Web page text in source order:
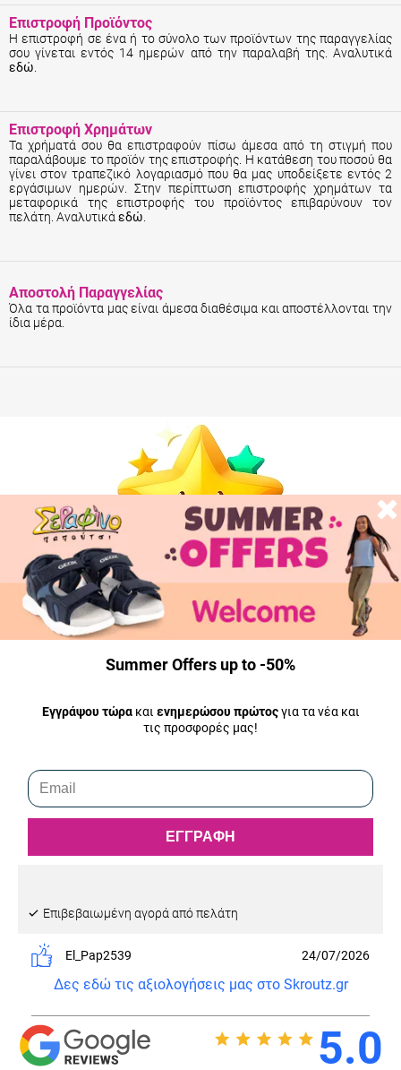
Επιστροφή Προϊόντος
Η επιστροφή σε ένα ή το σύνολο των προϊόντων της παραγγελίας
σου γίνεται εντός 14 ημερών από την παραλαβή της. Αναλυτικά
εδώ
Επιστροφή Χρημάτων
Τα χρήματά σου θα επιστραφούν πίσω άμεσα από τη στιγμή που
παραλάβουμε το προϊόν της επιστροφής. Η κατάθεση του ποσού θα
γίνει στον τραπεζικό λογαριασμό που θα μας υποδείξετε εντός 2
εργάσιμων ημερών. Στην περίπτωση επιστροφής χρημάτων τα
μεταφορικά της επιστροφής του προϊόντος επιβαρύνουν τον
πελάτη. Αναλυτικά εδώ
Αποστολή Παραγγελίας
Όλα τα προϊόντα μας είναι άμεσα διαθέσιμα και αποστέλλονται την
ίδια μέρα.
Πολύ μεγάλη ποικιλία σε παιδικά παπούτσια. Προσεγμένη
συσκευασία. Πολύ καλή υποστήριξη μετά την πώληση
(χρειάστηκε να κάνω αντικατάσταση προϊόντος). Ευγένεια
Eπιβεβαιωμένη αγορά από πελάτη
El_Pap2539 24/07/2026
Δες εδώ τις αξιολογήσεις μας στο Skroutz.gr
5.0
Summer Offers up to -50%
Εγγράψου τώρακαι ενημερώσου πρώτοςγια τα νέα και
τις προσφορές μας!
ΕΓΓΡΑΦΗ